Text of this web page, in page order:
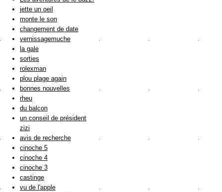
jette un oeil
monte le son
changement de date
vernissagemuche
la gale
sorties
rolexman
plou plage again
bonnes nouvelles
rheu
du balcon
un conseil de président
zizi
avis de recherche
cinoche 5
cinoche 4
cinoche 3
castinge
vu de l'apple